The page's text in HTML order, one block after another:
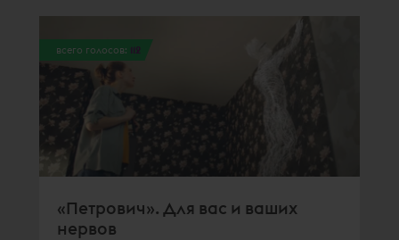
всего голосов: 112
«Петрович». Для вас и ваших
нервов